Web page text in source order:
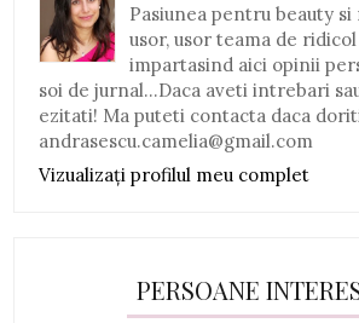
Pasiunea pentru beauty si
usor, usor teama de
impartasind aici opinii
soi de jurnal...Daca aveti intrebari
ezitati! Ma puteti contacta daca
andrasescu.camelia@gmail.com
Vizualizați profilul meu complet
PERSOANE